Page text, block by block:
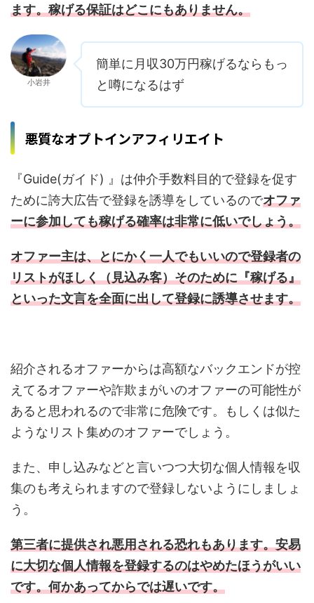
ます。稼げる保証はどこにもありません。
小岩井
簡単に月収30万円稼げるならもっ
と噂になるはず
悪質なオプトインアフィリエイト
『Guide(ガイド) 』は仲介手数料目的で登録を促す
ために誇大広告で登録を誘導をしているのでオファ
ーに参加しても稼げる確率は非常に低いでしょう。
オファー主は、とにかく一人でもいいので登録者の
リストがほしく（見込み客）そのために『稼げる』
といった文言を全面に出して登録に誘導させます。
紹介されるオファーからは高額なバックエンドが控
えてるオファーや詐欺まがいのオファーの可能性が
あると思われるので非常に危険です。もしくは似た
ようなリスト集めのオファーでしょう。
また、申し込みなどと言いつつ大切な個人情報を収
集のも考えられますので登録しないようにしましょ
う。
第三者に提供され悪用される恐れもあります。安易
に大切な個人情報を登録するのはやめたほうがいい
です。何かあってからでは遅いです。